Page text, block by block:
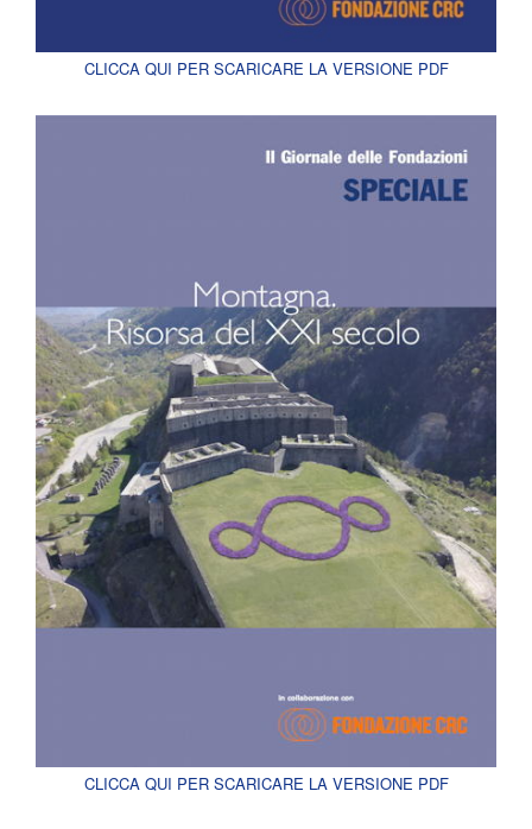
CLICCA QUI PER SCARICARE LA VERSIONE PDF
CLICCA QUI PER SCARICARE LA VERSIONE PDF